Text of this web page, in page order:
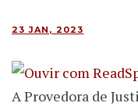
23 JAN, 2023
A Provedora de